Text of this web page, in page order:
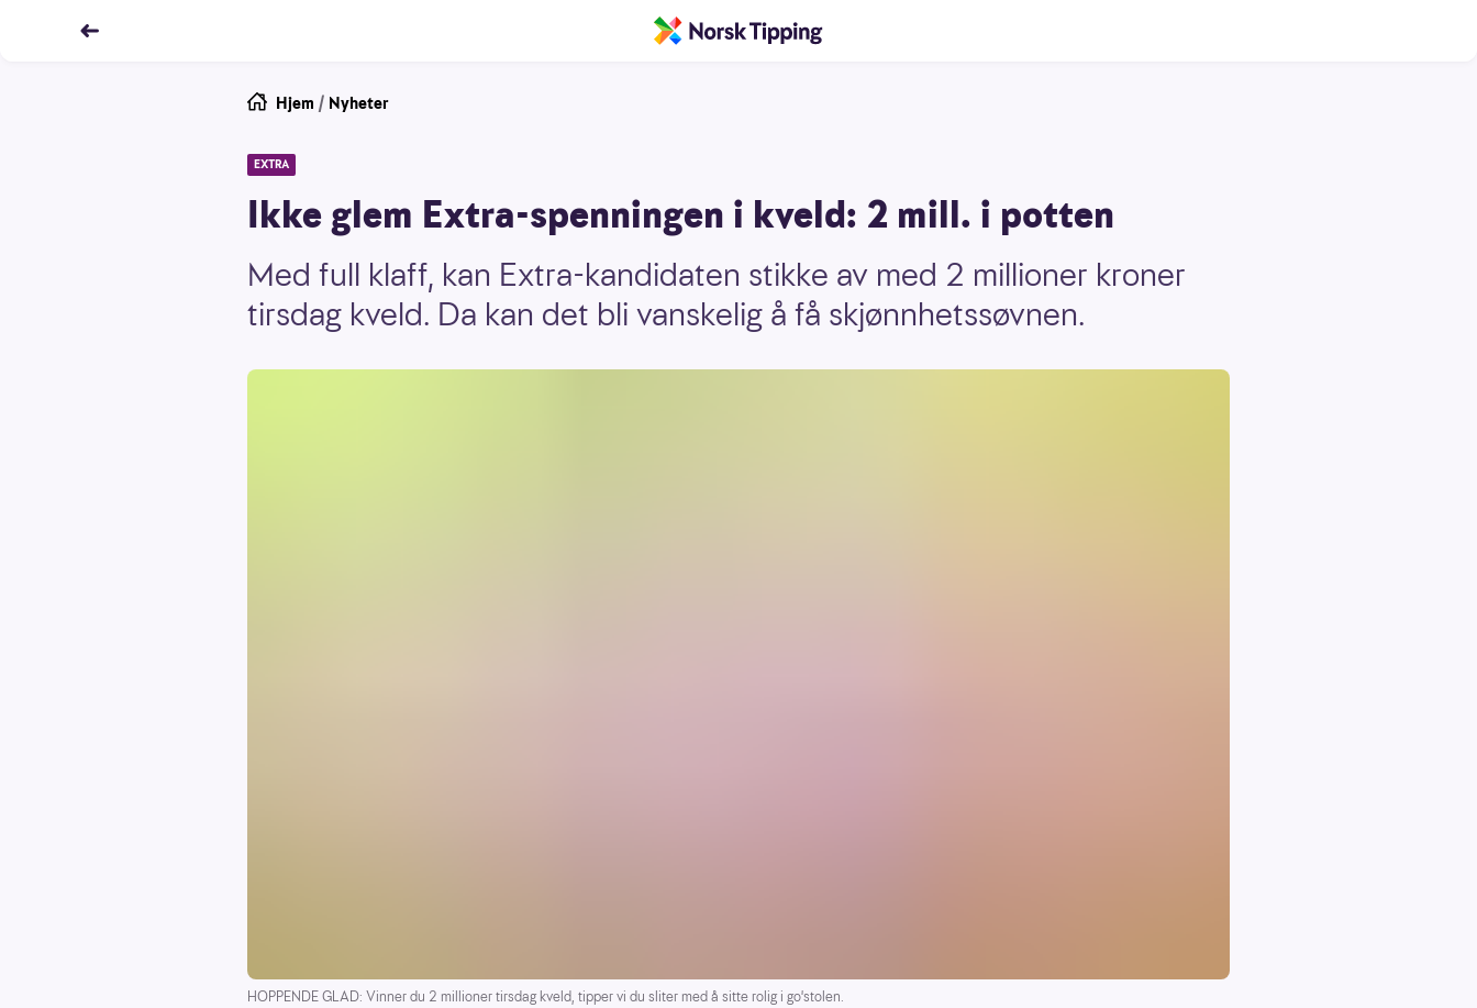
Hjem / Nyheter
EXTRA
Ikke glem Extra-spenningen i kveld: 2 mill. i potten
Med full klaff, kan Extra-kandidaten stikke av med 2 millioner kroner
tirsdag kveld. Da kan det bli vanskelig å få skjønnhetssøvnen.
HOPPENDE GLAD: Vinner du 2 millioner tirsdag kveld, tipper vi du sliter med å sitte rolig i go'stolen.